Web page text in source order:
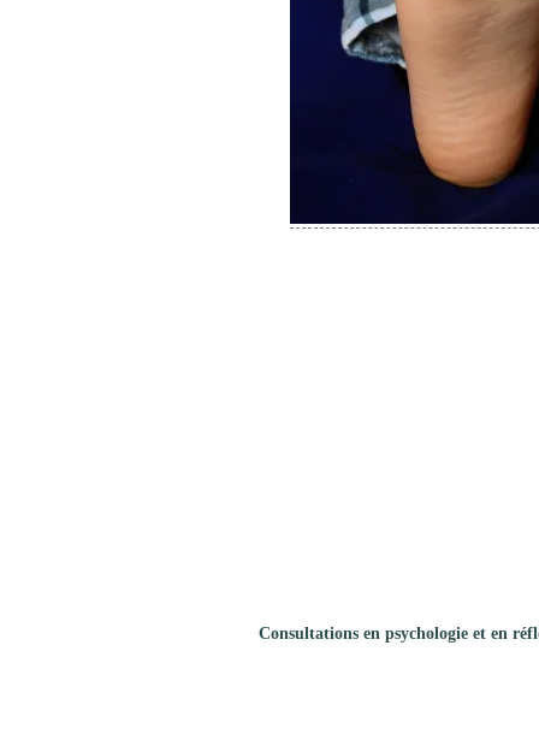
Consultations en psychologie et en